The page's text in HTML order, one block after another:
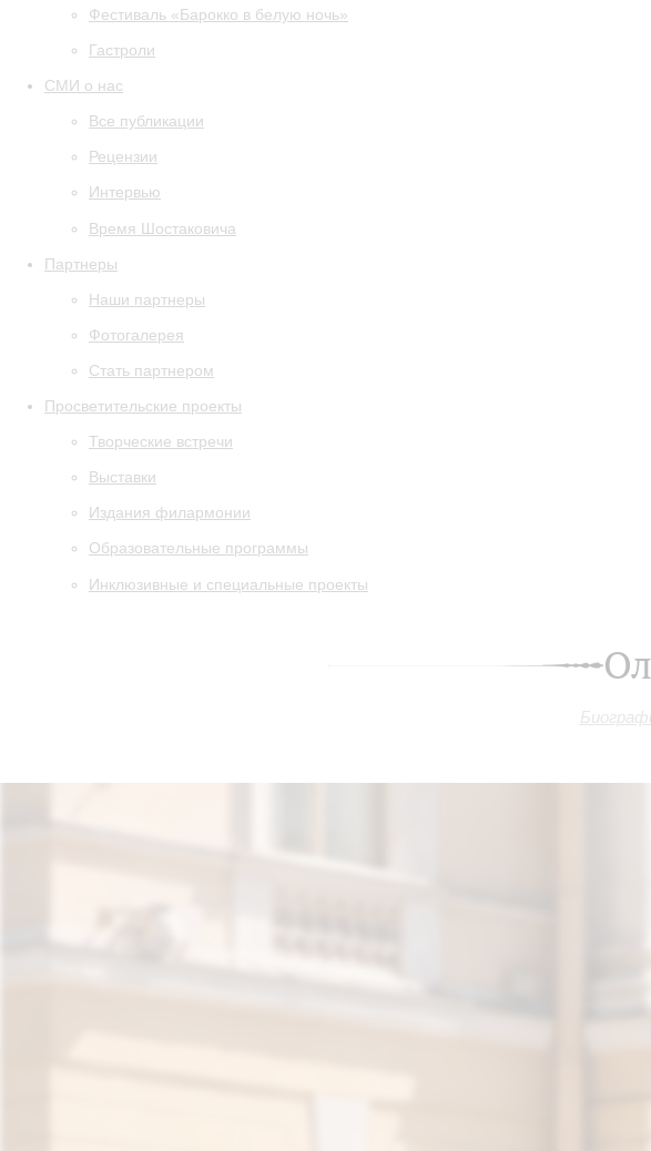
Фестиваль «Барокко в белую ночь»
Гастроли
СМИ о нас
Все публикации
Рецензии
Интервью
Время Шостаковича
Партнеры
Наши партнеры
Фотогалерея
Стать партнером
Просветительские проекты
Творческие встречи
Выставки
Издания филармонии
Образовательные программы
Инклюзивные и специальные проекты